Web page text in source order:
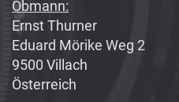
Obmann:
Ernst Thurner
Eduard Mörike Weg 2
9500 Villach
Österreich